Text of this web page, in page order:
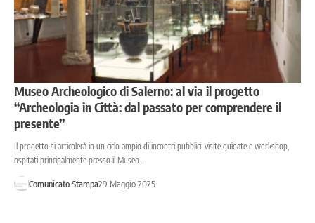
Museo Archeologico di Salerno: al via il progetto
“Archeologia in Città: dal passato per comprendere il
presente”
Il progetto si articolerà in un ciclo ampio di incontri pubblici, visite guidate e workshop,
ospitati principalmente presso il Museo…
Comunicato Stampa29 Maggio 2025